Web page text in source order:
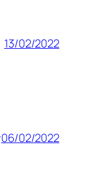
13/02/2022
06/02/2022